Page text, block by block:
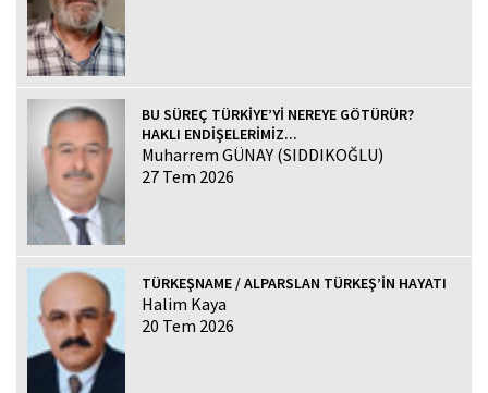
BU SÜREÇ TÜRKİYE’Yİ NEREYE GÖTÜRÜR?
HAKLI ENDİŞELERİMİZ...
Muharrem GÜNAY (SIDDIKOĞLU)
27 Tem 2026
TÜRKEŞNAME / ALPARSLAN TÜRKEŞ’İN HAYATI
Halim Kaya
20 Tem 2026